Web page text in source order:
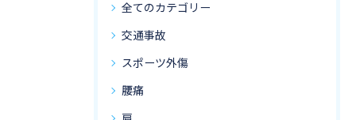
全てのカテゴリー
交通事故
スポーツ外傷
腰痛